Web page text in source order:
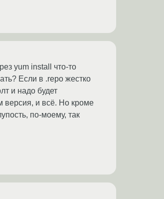
yum install что-то
Если в .repo жестко
и надо будет
версия, и всё. Но кроме
по-моему, так